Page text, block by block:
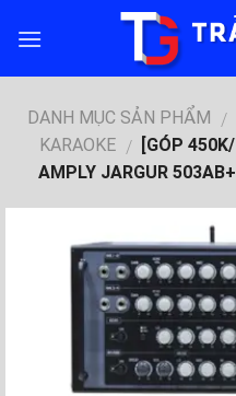
DANH MỤC SẢN PHẨM /
KARAOKE /
[GÓP
AMPLY JARGUR